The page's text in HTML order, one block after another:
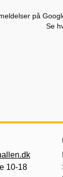
på
Se
10-18